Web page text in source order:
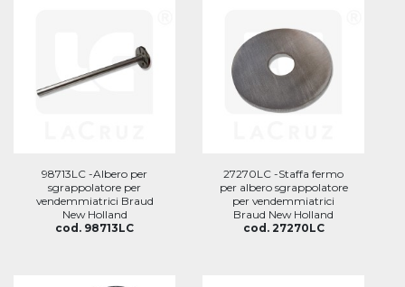
98713LC -Albero per
sgrappolatore per
vendemmiatrici Braud
New Holland
cod. 98713LC
27270LC -Staffa fermo
per albero sgrappolatore
per vendemmiatrici
Braud New Holland
cod. 27270LC